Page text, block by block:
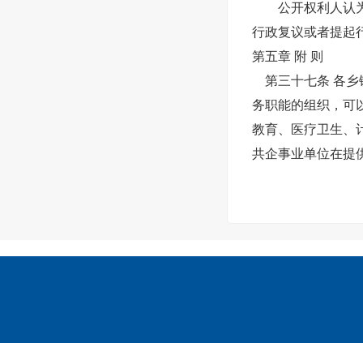
公开权利人认为
行政复议或者提起
第五章 附 则
第三十七条 各乡
务职能的组织，可
教育、医疗卫生、
共企事业单位在提